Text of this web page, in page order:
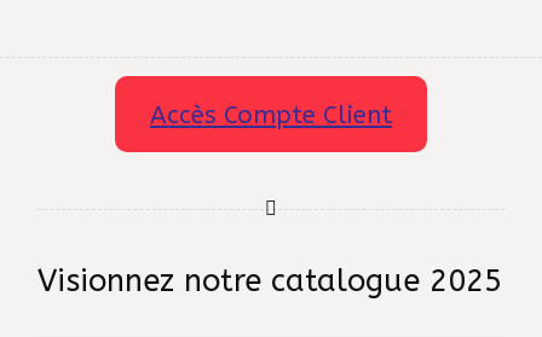
Accès Compte Client
Visionnez notre catalogue 2025